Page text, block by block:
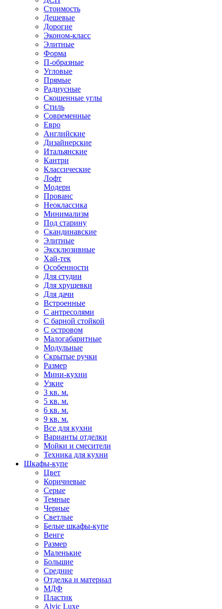
Стоимость
Дешевые
Дорогие
Эконом-класс
Элитные
Форма
П-образные
Угловые
Прямые
Радиусные
Скошенные углы
Стиль
Современные
Евро
Английские
Дизайнерские
Итальянские
Кантри
Классические
Лофт
Модерн
Прованс
Неоклассика
Минимализм
Под старину
Скандинавские
Элитные
Эксклюзивные
Хай-тек
Особенности
Для студии
Для хрущевки
Для дачи
Встроенные
С антресолями
С барной стойкой
С островом
Малогабаритные
Модульные
Скрытые ручки
Размер
Мини-кухни
Узкие
3 кв. м.
5 кв. м.
6 кв. м.
9 кв. м.
Все для кухни
Варианты отделки
Мойки и смесители
Техника для кухни
Шкафы-купе
Цвет
Коричневые
Серые
Темные
Черные
Светлые
Белые шкафы-купе
Венге
Размер
Маленькие
Большие
Средние
Отделка и материал
МДФ
Пластик
Alvic Luxe